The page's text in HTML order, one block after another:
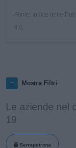
Fonte: Indice delle
Mostra Filtri
Le aziende nel
19
Serrapetrona